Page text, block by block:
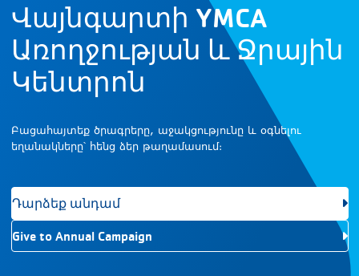
Վայնգարտի YMCA
Առողջության և Ջրային
Կենտրոն
Բացահայտեք ծրագրերը, աջակցությունը և օգնելու
եղանակները՝ հենց ձեր թաղամասում։
Դարձեք անդամ
Give to Annual Campaign